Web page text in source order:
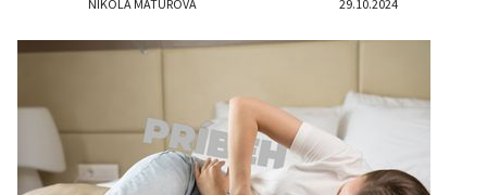
NIKOLA MATUROVÁ 29.10.2024